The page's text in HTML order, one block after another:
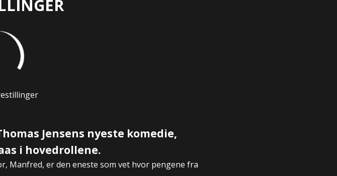
Jensens nyeste komedie,
i hovedrollene.
Manfred, er den eneste som vet hvor pengene fra